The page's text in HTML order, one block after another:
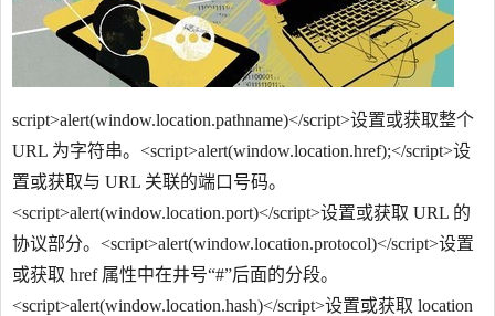
script>alert(window.location.pathname)</script>设置或获取整个
URL 为字符串。<script>alert(window.location.href);</script>设
置或获取与 URL 关联的端口号码。
<script>alert(window.location.port)</script>设置或获取 URL 的
协议部分。<script>alert(window.location.protocol)</script>设置
或获取 href 属性中在井号“#”后面的分段。
<script>alert(window.location.hash)</script>设置或获取 location